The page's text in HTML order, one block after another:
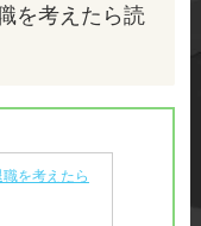
を考えたら読
を考えたら